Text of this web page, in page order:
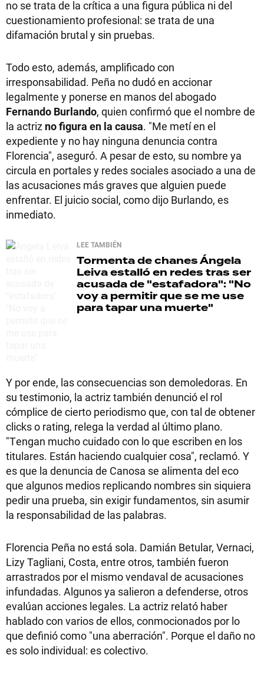
no se trata de la crítica a una figura pública ni del
cuestionamiento profesional: se trata de una
difamación brutal y sin pruebas.
Todo esto, además, amplificado con
irresponsabilidad. Peña no dudó en accionar
legalmente y ponerse en manos del abogado
Fernando Burlando, quien confirmó que el nombre de
la actriz no figura en la causa. "Me metí en el
expediente y no hay ninguna denuncia contra
Florencia", aseguró. A pesar de esto, su nombre ya
circula en portales y redes sociales asociado a una de
las acusaciones más graves que alguien puede
enfrentar. El juicio social, como dijo Burlando, es
inmediato.
LEE TAMBIÉN
Tormenta de chanesÁngela
Leiva estalló en redes tras ser
acusada de "estafadora": "No
voy a permitir que se me use
para tapar una muerte"
Y por ende, las consecuencias son demoledoras. En
su testimonio, la actriz también denunció el rol
cómplice de cierto periodismo que, con tal de obtener
clicks o rating, relega la verdad al último plano.
"Tengan mucho cuidado con lo que escriben en los
titulares. Están haciendo cualquier cosa", reclamó. Y
es que la denuncia de Canosa se alimenta del eco
que algunos medios replicando nombres sin siquiera
pedir una prueba, sin exigir fundamentos, sin asumir
la responsabilidad de las palabras.
Florencia Peña no está sola. Damián Betular, Vernaci,
Lizy Tagliani, Costa, entre otros, también fueron
arrastrados por el mismo vendaval de acusaciones
infundadas. Algunos ya salieron a defenderse, otros
evalúan acciones legales. La actriz relató haber
hablado con varios de ellos, conmocionados por lo
que definió como "una aberración". Porque el daño no
es solo individual: es colectivo.